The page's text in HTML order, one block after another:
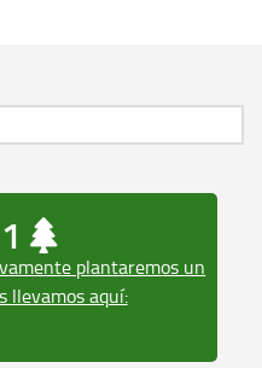
plantaremos un
llevamos aquí: